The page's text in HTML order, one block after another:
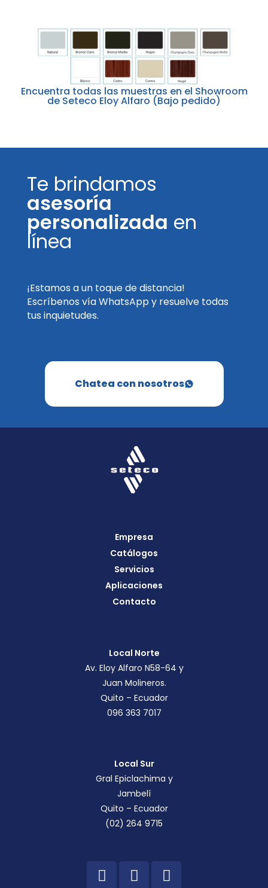
Encuentra todas las muestras en el Showroom
de Seteco Eloy Alfaro (Bajo pedido)
Te brindamos
asesoría
personalizada en
línea
¡Estamos a un toque de distancia!
Escríbenos vía WhatsApp y resuelve todas
tus inquietudes.
Chatea con nosotros
Empresa
Catálogos
Servicios
Aplicaciones
Contacto
Local Norte
Av. Eloy Alfaro N58-64 y
Juan Molineros.
Quito – Ecuador
096 363 7017
Local Sur
Gral Epiclachima y
Jambelí
Quito – Ecuador
(02) 264 9715